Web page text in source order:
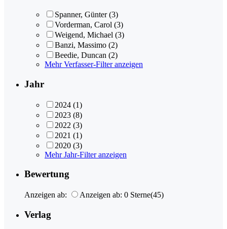
Spanner, Günter (3)
Vorderman, Carol (3)
Weigend, Michael (3)
Banzi, Massimo (2)
Beedie, Duncan (2)
Mehr Verfasser-Filter anzeigen
Jahr
2024 (1)
2023 (8)
2022 (3)
2021 (1)
2020 (3)
Mehr Jahr-Filter anzeigen
Bewertung
Anzeigen ab: Anzeigen ab: 0 Sterne(45)
Verlag